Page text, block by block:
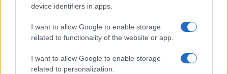
device identifiers in apps.
I want to allow Google to enable storage
related to functionality of the website or app.
I want to allow Google to enable storage
related to personalization.
Finanza sostenibile e dati ESG: l’impatto sulle imprese
italiane
ESG AZIENDE